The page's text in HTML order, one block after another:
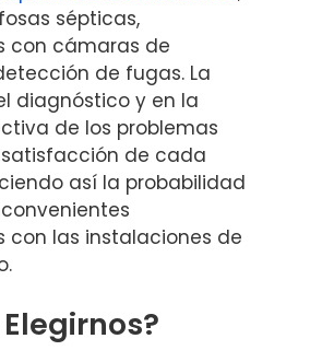
sépticas,
con cámaras de
de fugas. La
diagnóstico y en la
de los problemas
de cada
así la probabilidad
con las instalaciones de